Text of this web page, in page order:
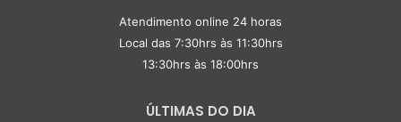
Atendimento online 24 horas
Local das 7:30hrs às 11:30hrs
13:30hrs às 18:00hrs
ÚLTIMAS DO DIA